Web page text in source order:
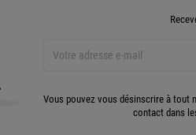
Vous pouvez vous désinscrire à tout
contact dans